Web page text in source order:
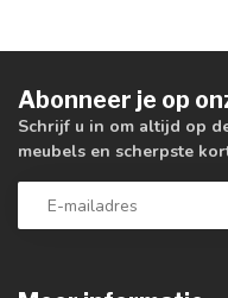
Abonneer je op
Schrijf u in om altijd op
meubels en scherpste